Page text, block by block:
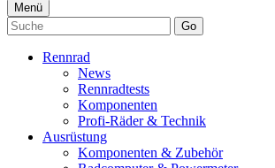
Menü
Go
Rennrad
News
Rennradtests
Komponenten
Profi-Räder & Technik
Ausrüstung
Komponenten & Zubehör